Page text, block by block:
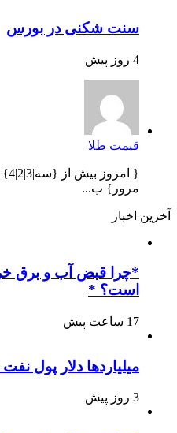
سنت شکنی در بورس
4 روز پیش
قیمت طلا
{
مرور} ب...
آخرین اخبار
است؟ *
17 ساعت پیش
میلیاردها دلار پول
3 روز پیش